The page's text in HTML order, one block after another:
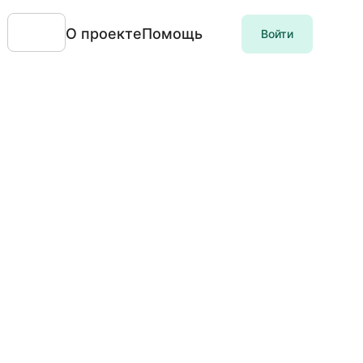
О проектеПомощь Войти